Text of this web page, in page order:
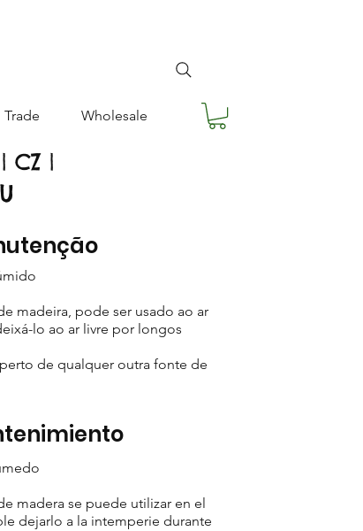
Trade Wholesale
CZ |
madeira, pode ser usado ao ar
lo ao ar livre por longos
de qualquer outra fonte de
madera se puede utilizar en el
dejarlo a la intemperie durante